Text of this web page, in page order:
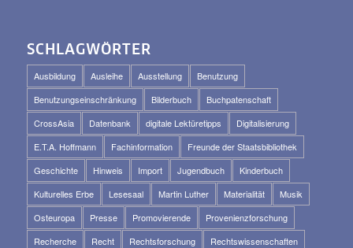
SCHLAGWÖRTER
Ausbildung Ausleihe Ausstellung
Benutzung
Benutzungseinschränkung
Bilderbuch
Buchpatenschaft
CrossAsia
Datenbank digitale Lektüretipps
Digitalisierung
E.T.A. Hoffmann
Fachinformation
Freunde der Staatsbibliothek
Geschichte
Hinweis Import Jugendbuch
Kinderbuch
Kulturelles Erbe
Lesesaal Martin Luther Materialität
Musik
Osteuropa
Presse Promovierende
Provenienzforschung
Recherche
Recht Rechtsforschung
Rechtswissenschaften